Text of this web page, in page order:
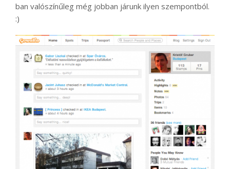
ban valószínűleg még jobban járunk ilyen szempontból.
:)